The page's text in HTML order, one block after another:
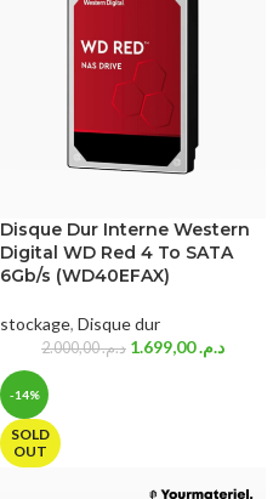
Disque Dur Interne Western
Digital WD Red 4 To SATA
6Gb/s (WD40EFAX)
stockage, Disque dur
د.م.2.000,00 د.م.1.699,00
-14%
SOLD
OUT